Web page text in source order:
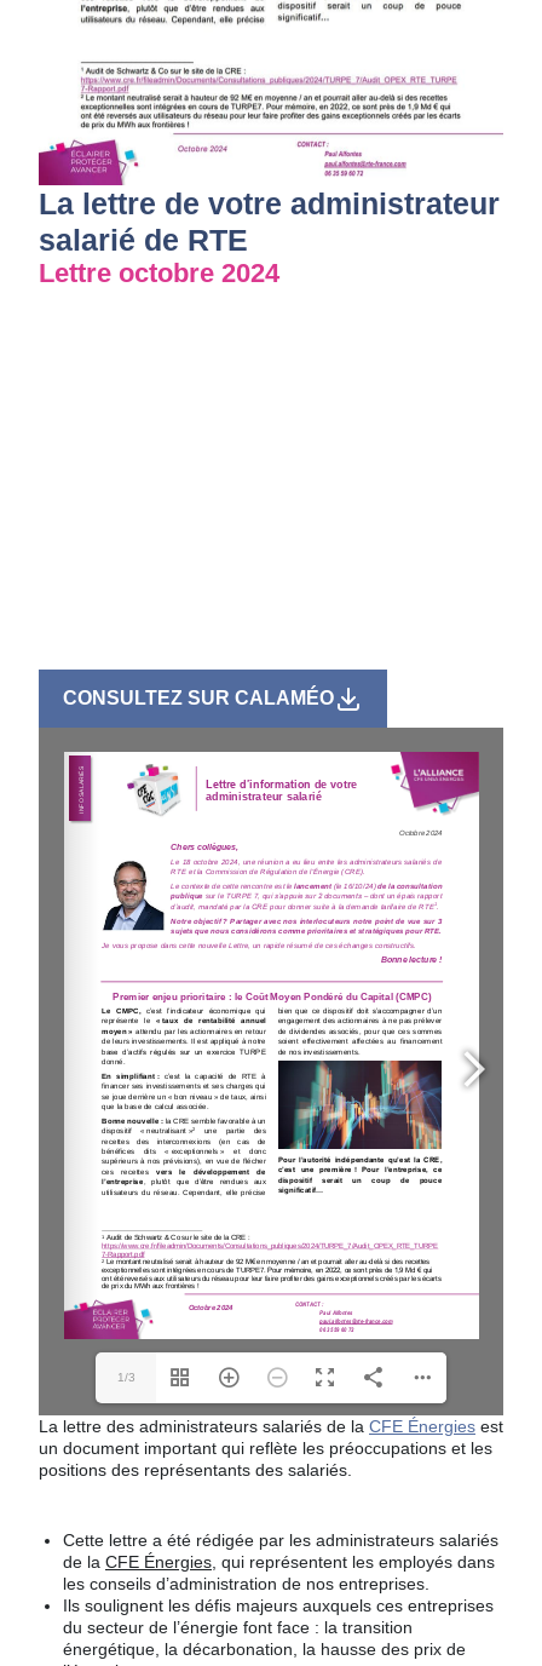
La lettre de votre administrateur
salarié de RTE
Lettre octobre 2024
CONSULTEZ SUR CALAMÉO
1/3
La lettre des administrateurs salariés de la CFE Énergies est
un document important qui reflète les préoccupations et les
positions des représentants des salariés.
Cette lettre a été rédigée par les administrateurs salariés
de la CFE Énergies, qui représentent les employés dans
les conseils d’administration de nos entreprises.
Ils soulignent les défis majeurs auxquels ces entreprises
du secteur de l’énergie font face : la transition
énergétique, la décarbonation, la hausse des prix de